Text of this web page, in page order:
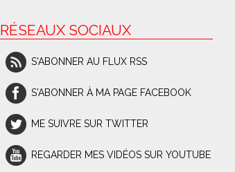
RÉSEAUX SOCIAUX
S'ABONNER AU FLUX RSS
S'ABONNER À MA PAGE FACEBOOK
ME SUIVRE SUR TWITTER
REGARDER MES VIDÉOS SUR YOUTUBE